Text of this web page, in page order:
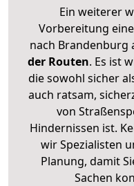
Ein weiterer
Vorbereitung
nach Brandenburg
der Routen. Es ist
die sowohl sicher
auch ratsam,
von
Hindernissen ist.
wir Spezialisten
Planung, damit
Sachen